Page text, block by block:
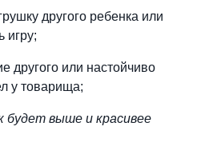
другого ребенка или
игру;
другого или настойчиво
у товарища;
будет выше и красивее